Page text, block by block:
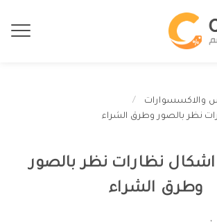
والاكسسوارات
افضل 10 اشكال نظارات نظر بالصور
وطرق الشراء